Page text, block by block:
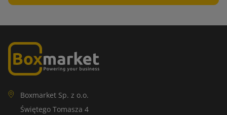
Boxmarket Sp. z o.o.
Świętego Tomasza 4